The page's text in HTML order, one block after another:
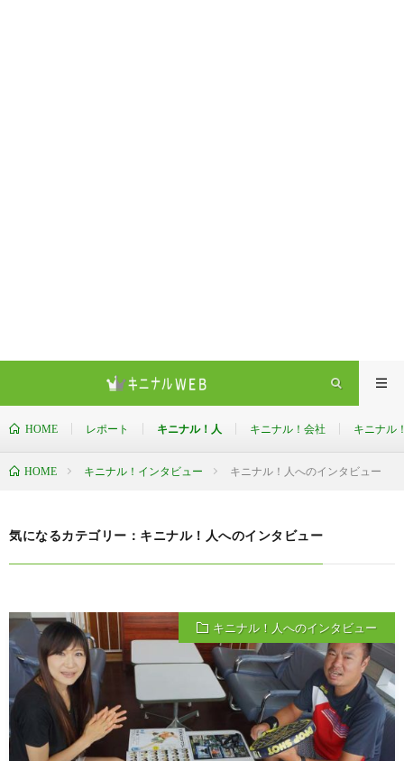
HOME レポート キニナル！人 キニナル！会社 キニナル
HOME キニナル！インタビュー キニナル！人へのインタビュー
気になるカテゴリー：キニナル！人へのインタビュー
キニナル！人へのインタビュー